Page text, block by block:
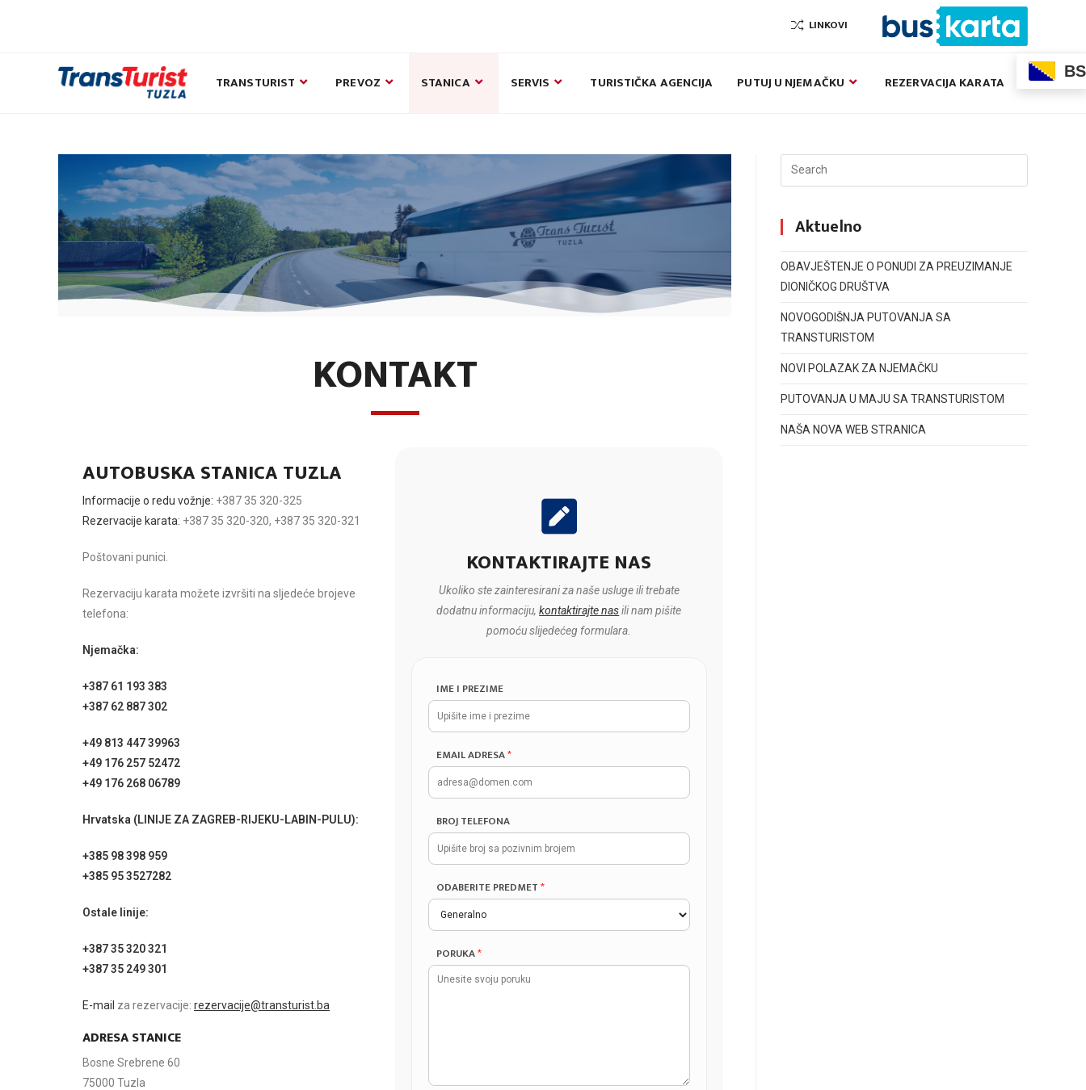
LINKOVI
TRANSTURIST PREVOZ STANICA SERVIS TURISTIČKA AGENCIJA PUTUJ U NJEMAČKU REZERVACIJA KARATA
BS
KONTAKT
AUTOBUSKA STANICA TUZLA
Informacije o redu vožnje: +387 35 320-325
Rezervacije karata: +387 35 320-320, +387 35 320-321
Poštovani punici.
Rezervaciju karata možete izvršiti na sljedeće brojeve
telefona:
Njemačka:
+387 61 193 383
+387 62 887 302
+49 813 447 39963
+49 176 257 52472
+49 176 268 06789
Hrvatska (LINIJE ZA ZAGREB-RIJEKU-LABIN-PULU):
+385 98 398 959
+385 95 3527282
Ostale linije:
+387 35 320 321
+387 35 249 301
E-mail za rezervacije: rezervacije@transturist.ba
ADRESA STANICE
Bosne Srebrene 60
75000 Tuzla
KONTAKTIRAJTE NAS
Ukoliko ste zainteresirani za naše usluge ili trebate
dodatnu informaciju,kontaktirajte nasili nam pišite
pomoću slijedećeg formulara.
IME I PREZIME
EMAIL ADRESA*
BROJ TELEFONA
ODABERITE PREDMET*
PORUKA*
Aktuelno
OBAVJEŠTENJE O PONUDI ZA PREUZIMANJE
DIONIČKOG DRUŠTVA
NOVOGODIŠNJA PUTOVANJA SA
TRANSTURISTOM
NOVI POLAZAK ZA NJEMAČKU
PUTOVANJA U MAJU SA TRANSTURISTOM
NAŠA NOVA WEB STRANICA